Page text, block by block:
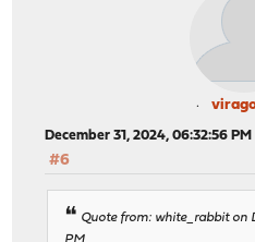
December 31, 2024, 06:32:56 PM
#6
Quote from: white_rabbit on